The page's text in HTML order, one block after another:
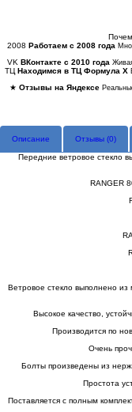
2008 Работаем с 2008 года
VK ВКонтакте с 2010 года
ТЦ Находимся в ТЦ Формула Х
★ Отзывы на Яндексе
Описание Отзывы (0)
Передние ветровое стекло
RANGER
Ветровое стекло выполнено
Высокое качество,
Производится по
Очень
Болты произведены из
Простота
Поставляется с полным